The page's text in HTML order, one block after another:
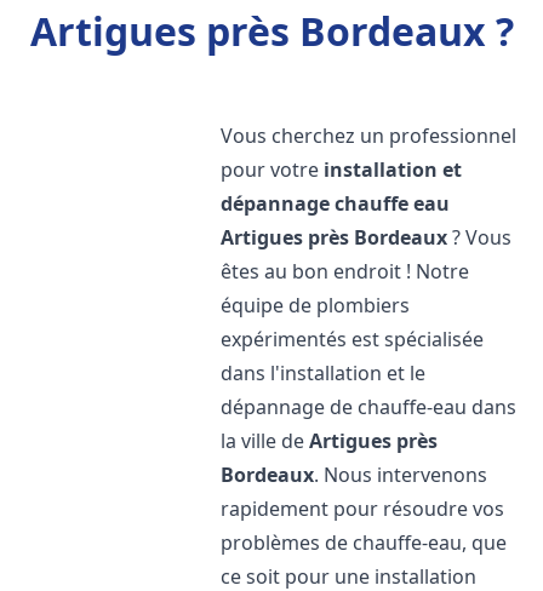
Artigues près Bordeaux ?
Vous cherchez un professionnel
pour votre installation et
dépannage chauffe eau
Artigues près Bordeaux? Vous
êtes au bon endroit ! Notre
équipe de plombiers
expérimentés est spécialisée
dans l'installation et le
dépannage de chauffe-eau dans
la ville deArtigues près
Bordeaux. Nous intervenons
rapidement pour résoudre vos
problèmes de chauffe-eau, que
ce soit pour une installation